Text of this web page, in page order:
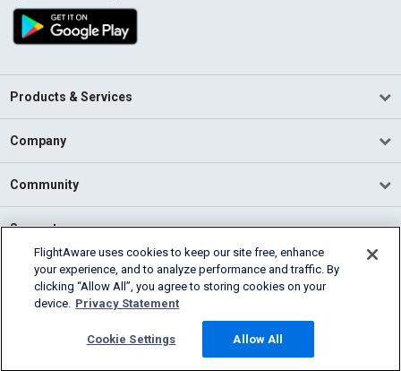
Products & Services
Company
Community
Support
English (USA)
2026 FlightAware
Cookie Settings
FlightAware uses cookies to keep our site free, enhance
your experience, and to analyze performance and traffic. By
clicking “Allow All”, you agree to storing cookies on your
device. Privacy Statement
Cookie Settings Allow All